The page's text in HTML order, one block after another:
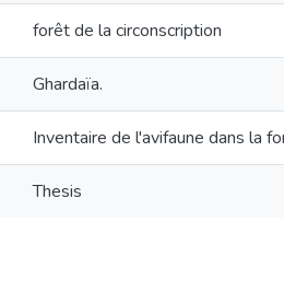
forêt de la circonscription
Ghardaïa.
Inventaire de l'avifaune dans la
Thesis